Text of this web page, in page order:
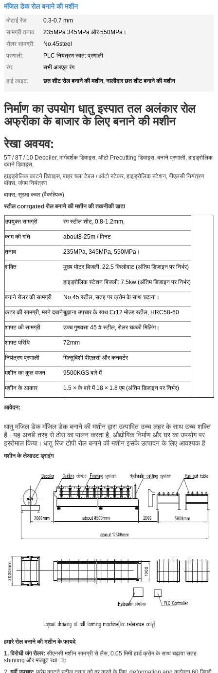
मंजिल डेक रोल बनाने की मशीन
मोटाई रेंज:
0.3-0.7 mm
सामग्री तनाव:
235MPa 345MPa और 550MPa।
रोलर सामग्री:
No.45steel
प्रणाली:
PLC नियंत्रण स्वत: प्रणाली
रंग:
सभी आरएल रंग
हाई लाइट:
छत शीट रोल बनाने की मशीन,नालीदार छत शीट बनाने की मशीन
निर्माण का उपयोग धातु इस्पात तल अलंकार रोल
अफ्रीका के बाजार के लिए बनाने की मशीन
रेखा अवयव:
5T / 8T / 10 Decoiler, मार्गदर्शक डिवाइस, ऑटो Precutting डिवाइस, बनाने प्रणाली, हाइड्रोलिक
दबाने डिवाइस,
हाइड्रोलिक काटने डिवाइस, बाहर चला टेबल / ऑटो स्टेकर, हाइड्रोलिक स्टेशन, पीएलसी नियंत्रण
बॉक्स, जंगम नियंत्रण
बाक्स, सुरक्षा कवर (वैकल्पिक)
स्टील corrgated रोल बनाने की मशीन की तकनीकी डाटा
उपयुक्त सामग्री रंग स्टील शीट, 0.8-1.2mm,
काम की गति about8-25m / मिनट
तनाव 235MPa, 345MPa, 550MPa।
शक्ति मुख्य मोटर बिजली: 22.5 किलोवाट (अंतिम डिजाइन पर निर्भर)
हाइड्रोलिक स्टेशन बिजली: 7.5kw (अंतिम डिजाइन पर निर्भर)
बनाने रोलर की सामग्री No.45 स्टील, सतह पर क्रोम के साथ चढ़ाया।
कटर की सामग्री, मरने दबानेबुझाना उपचार के साथ Cr12 मोल्ड स्टील, HRC58-60
शाफ्ट की सामग्री उच्च गुणवत्ता 45 # स्टील, रोलर चक्की मिलिंग।
शाफ्ट परिधि 72mm
नियंत्रण प्रणाली मित्सुबिशी पीएलसी और कनवर्टर
मशीन का कुल वजन 9500KGS बारे में
मशीन के आकार 1.5 × के बारे में 18 × 1.8 एम (अंतिम डिजाइन पर निर्भर)
आवेदन:
धातु मंजिल डेक मंजिल डेक बनाने की मशीन द्वारा उत्पादित उच्च लहर के साथ उच्च शक्ति
है। यह अच्छी तरह से ठोस का पालन करता है, औद्योगिक निर्माण और घर का उपयोगपर
इस्तेमालकिया। धातु रिज टोपी रोल बनाने की मशीन इसके उत्पादन केलिए आवश्यक है
मशीन के लेआउट ड्राइंग
हमारे रोल बनाने की मशीन के फायदे
1. विरोधी जंग रोलर: सीएनसी मशीन सामग्री से लैस, 0.05 मिमी हार्ड क्रोम के साथ चढ़ाया सतह
shiniing और मजबूत रक्षा .To